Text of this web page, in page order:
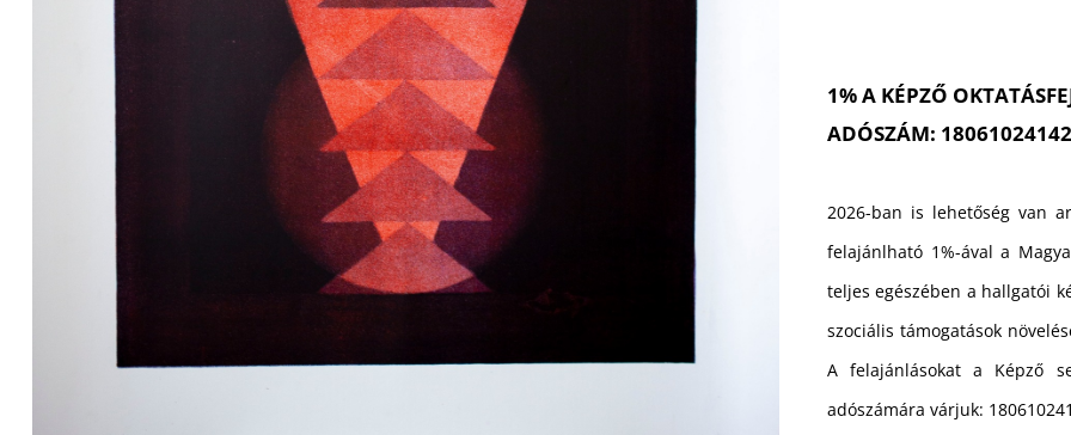
1% A KÉPZŐ
ADÓSZÁM: 18061024142
2026-ban is lehetőség van
felajánlható 1%-ával a
teljes egészében a hallgatói
szociális támogatások
A felajánlásokat a Képző
adószámára várjuk: